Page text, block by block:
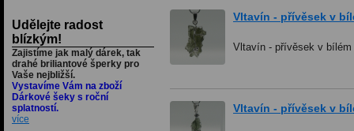
Udělejte radost
blízkým!
Zajistíme jak malý dárek, tak
drahé briliantové šperky pro
Vaše nejbližší.
Vystavíme Vám na zboží
Dárkové šeky s roční
splatností.
více
Vltavín - přívěsek v
Vltavín - přívěsek v bílém
Vltavín - přívěsek v